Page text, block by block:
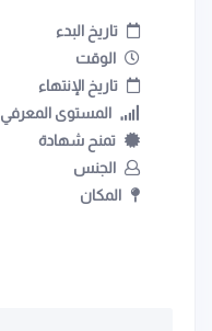
تاريخ البدء
الوقت
تاريخ الإنتهاء
المستوى المعرفي
تمنح شهادة
الجنس
المكان